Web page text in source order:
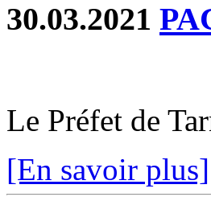
30.03.2021
Le Préfet de
[En savoir plus]